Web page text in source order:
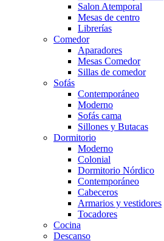
Salon Atemporal
Mesas de centro
Librerías
Comedor
Aparadores
Mesas Comedor
Sillas de comedor
Sofás
Contemporáneo
Moderno
Sofás cama
Sillones y Butacas
Dormitorio
Moderno
Colonial
Dormitorio Nórdico
Contemporáneo
Cabeceros
Armarios y vestidores
Tocadores
Cocina
Descanso